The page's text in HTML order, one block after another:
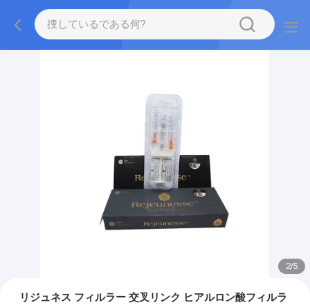
2/5
リジュネス フィルラー 交叉リンク ヒアルロン酸フィルラ